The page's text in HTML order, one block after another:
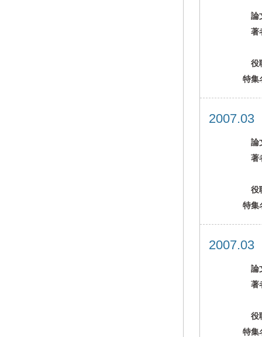
論
著
役
特集
論
著
役
特集
論
著
役
特集